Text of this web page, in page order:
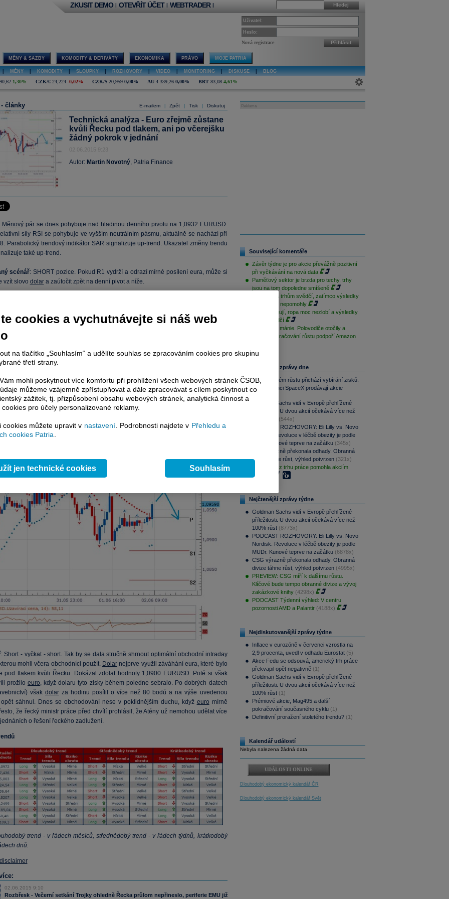
Hledej
ZKUSIT DEMO | OTEVŘÍT ÚČET | WEBTRADER |
Uživatel:
Heslo:
Nová registrace Přihlásit
MĚNY & SAZBY KOMODITY & DERIVÁTY EKONOMIKA PRÁVO MOJE PATRIA
MĚNY KOMODITY SLOUPKY ROZHOVORY VIDEO MONITORING DISKUSE BLOG
1,30% CZK/€ 24,224 -0,02% CZK/$ 20,959 0,00% AU 4 339,26 0,00% BRT 83,08 4,61%
E-mailem Zpět Tisk Diskutuj
- články
Technická analýza - Euro zřejmě zůstane
kvůli Řecku pod tlakem, ani po včerejšku
žádný pokrok v jednání
02.06.2015 9:23
Autor: Martin Novotný, Patria Finance
Měnovýpár se dnes pohybuje nad hladinou denního pivotu na 1,0932 EURUSD.
síly RSI se pohybuje ve vyšším neutrálním pásmu, aktuálně se nachází při
Parabolický trendový indikátor SAR signalizuje up-trend. Ukazatel změny trendu
také up-trend.
scénář: SHORT pozice. Pokud R1 vydrží a odrazí mírné posílení eura, může si
vzít slovo dolara zaútočit zpět na denní pivot a níže.
: Kontraindikátor SSI se nachází na úrovni -1,65, celkem 38
se nachází v long pozici.
úrovně
: Short - vyčkat - short. Tak by se dala stručně shrnout optimální obchodní intraday
mohli včera obchodníci použít. Dolar nejprve využil záváhání eura, které bylo
pod tlakem kvůli Řecku. Dokázal zdolat hodnoty 1,0900 EURUSD. Poté si však
prožilo euro, když dolaru tyto zisky během poledne sebralo. Po dobrých datech
však dolarza hodinu posílil o více než 80 bodů a na výše uvedenou
sáhnul. Dnes se obchodování nese v poklidnějším duchu, když euro mírně
že řecký ministr práce před chvílí prohlásil, že Atény už nemohou udělat více
o řešení řeckého zadlužení.
trend - v řádech měsíců, střednědobý trend - v řádech týdnů, krátkodobý
dnů.
02.06.2015 9:10
Rozbřesk - Večerní setkání Trojky ohledně Řecka průlom nepřineslo, periferie EMU již
Reklama
Související komentáře
Závěr týdne je pro akcie převážně pozitivní
při vyčkávání na nová data
Paměťový sektor je brzda pro techy, trhy
jsou na tom dopoledne smíšeně
Geopolitika trhům svědčí, zatímco výsledky
sentimentu nepomohly
Techy fungují, ropa moc nezlobí a výsledky
trhům svědčí
Po depresi mánie. Polovodiče otočily a
dnešní pokračování růstu podpoří Amazon
Nejčtenější zprávy dne
Po raketovém růstu přichází vybírání zisků.
Zaměstnanci SpaceX prodávají akcie
Goldman Sachs vidí v Evropě přehlížené
příležitosti. U dvou akcií očekává více než
(544x)
PODCAST ROZHOVORY: Eli Lilly vs. Novo
Nordisk. Revoluce v léčbě obezity je podle
MUDr. Kunové teprve na začátku (345x)
CSG výrazně překonala odhady. Obranná
divize táhne růst, výhled potvrzen (321x)
Slabá data z trhu práce pomohla akciím
(234x)
Nejčtenější zprávy týdne
Goldman Sachs vidí v Evropě přehlížené
příležitosti. U dvou akcií očekává více než
100% růst (8773x)
PODCAST ROZHOVORY: Eli Lilly vs. Novo
Nordisk. Revoluce v léčbě obezity je podle
MUDr. Kunové teprve na začátku (6878x)
CSG výrazně překonala odhady. Obranná
divize táhne růst, výhled potvrzen (4995x)
PREVIEW: CSG míří k dalšímu růstu.
Klíčové bude tempo obranné divize a vývoj
zakázkové knihy (4298x)
PODCAST Týdenní výhled: V centru
pozornosti AMD a Palantir (4188x)
Nejdiskutovanější zprávy týdne
Inflace v eurozóně v červenci vzrostla na
2,9 procenta, uvedl v odhadu Eurostat (5)
Akce Fedu se odsouvá, americký trh práce
překvapil opět negativně (1)
Goldman Sachs vidí v Evropě přehlížené
příležitosti. U dvou akcií očekává více než
100% růst (1)
Prémiové akcie, Mag495 a další
pokračování současného cyklu (1)
Definitivní proražení stoletého trendu? (1)
Kalendář událostí
Nebyla nalezena žádná data
UDÁLOSTI ONLINE
Dlouhodobý ekonomický kalendář ČR
Dlouhodobý ekonomický kalendář Svět
cookies a vychutnávejte si náš web
na tlačítko „Souhlasím“ a udělíte souhlas se zpracováním cookies pro skupinu
třetí strany.
mohli poskytnout více komfortu při prohlížení všech webových stránek ČSOB,
můžeme vzájemně zpřístupňovat a dále zpracovávat s cílem poskytnout co
zážitek, tj. přizpůsobení obsahu webových stránek, analytická činnost a
pro účely personalizované reklamy.
cookies můžete upravit v nastavení . Podrobnosti najdete v Přehledu a
cookies Patria
jen technické cookies Souhlasím